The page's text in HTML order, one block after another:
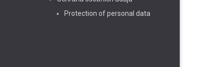
Protection of personal data